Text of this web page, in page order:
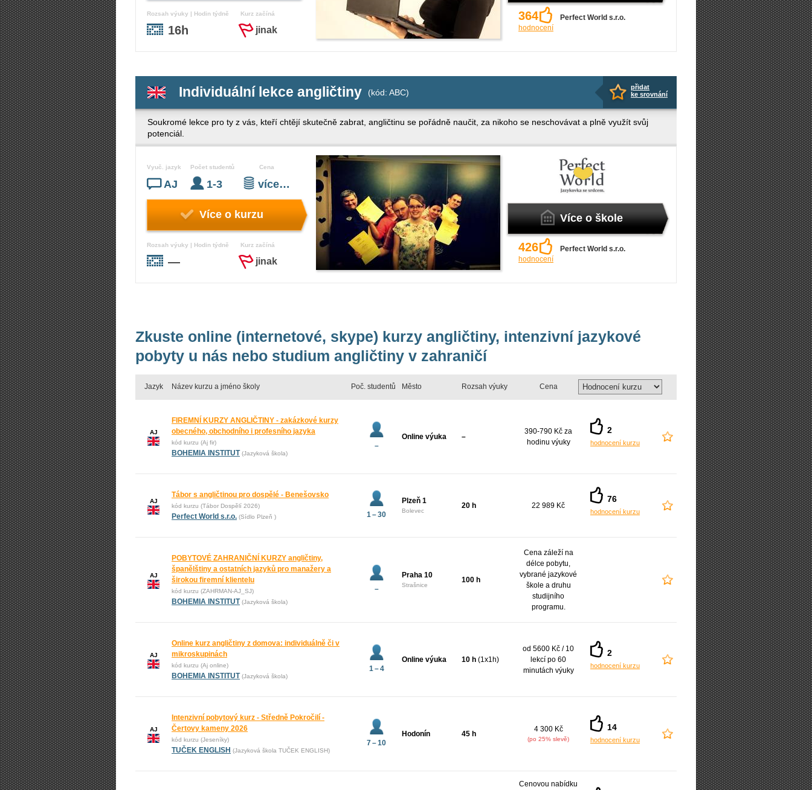
Rozsah výuky | Hodin týdně
16h
Kurz začíná
jinak
364
hodnocení
Perfect World s.r.o.
přidat
ke srovnání
Individuální lekce angličtiny (kód: ABC)
Soukromé lekce pro ty z vás, kteří chtějí skutečně zabrat, angličtinu se pořádně naučit, za nikoho se neschovávat a plně využít svůj
potenciál.
Vyuč. jazyk
AJ
Počet studentů
1-3
Cena
více…
Více o kurzu
Rozsah výuky | Hodin týdně
—
Kurz začíná
jinak
Více o škole
426
hodnocení
Perfect World s.r.o.
Zkuste online (internetové, skype) kurzy angličtiny, intenzivní jazykové
pobyty u nás nebo studium angličtiny v zahraničí
Jazyk Název kurzu a jméno školy Poč. studentů Město Rozsah výuky Cena
AJ
FIREMNÍ KURZY ANGLIČTINY - zakázkové kurzy
obecného, obchodního i profesního jazyka
kód kurzu (Aj fir)
BOHEMIA INSTITUT (Jazyková škola)
–
Online výuka –
390-790 Kč za
hodinu výuky
2
hodnocení kurzu
AJ
Tábor s angličtinou pro dospělé - Benešovsko
kód kurzu (Tábor Dospělí 2026)
Perfect World s.r.o. (Sídlo Plzeň ) 1 – 30
Plzeň 1
Bolevec
20 h 22 989 Kč
76
hodnocení kurzu
AJ
POBYTOVÉ ZAHRANIČNÍ KURZY angličtiny,
španělštiny a ostatních jazyků pro manažery a
širokou firemní klientelu
kód kurzu (ZAHRMAN-AJ_SJ)
BOHEMIA INSTITUT (Jazyková škola)
–
Praha 10
Strašnice
100 h
Cena záleží na
délce pobytu,
vybrané jazykové
škole a druhu
studijního
programu.
AJ
Online kurz angličtiny z domova: individuálně či v
mikroskupinách
kód kurzu (Aj online)
BOHEMIA INSTITUT (Jazyková škola)
1 – 4
Online výuka 10 h (1x1h)
od 5600 Kč / 10
lekcí po 60
minutách výuky
2
hodnocení kurzu
AJ
Intenzivní pobytový kurz - Středně Pokročilí -
Čertovy kameny 2026
kód kurzu (Jeseníky)
TUČEK ENGLISH (Jazyková škola TUČEK ENGLISH)
7 – 10
Hodonín 45 h
4 300 Kč
(po 25% slevě)
14
hodnocení kurzu
Cenovou nabídku